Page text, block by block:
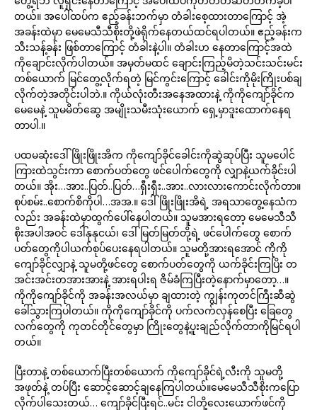
တယ်။ အပေါ်ထပ်က ဧည့်ခန်းဘက်မှာ တံခါးစေ့ထားတာကြောင့် အဲ့
အခန်းထဲမှာ မေမေသီသီစိုးတို့ဖဲရိုက်နေတယ်ထင်ရပါတယ်။ ဧည့်ခန်းက
သီးသန့်ခန်း ဖြစ်တာကြောင့် တံခါးနဲ့ပါ။ တံခါးဟ နေတာကြောင့်အထဲ
ကိုချောင်းလိုက်ပါတယ်။ အမှတ်မထင် ချောင်းကြည့်မိတဲ့သင်းသင်းမင်း
တစ်ယောက် မြင်တွေ့လိုက်ရတဲ့ မြင်ကွင်းကြောင့် ခေါင်းကိုမိုးကြိုးပစ်ချ
လိုက်တဲ့အတိုင်းပါဘဲ.။ ကိုယ်လုံးတီးအနေအထားနဲ့ ကိုကိုကျော်ခိုင်က
မေမေနဲ့ သူမမိတ်ဆွေ အမျိုးသမီးသုံးယောက် ရှေ့မှာဒူးထောက်နေရ
တာပါ.။
ပထမဆုံးဒေါ်ဖြိုးဖြိုးအိက ကိုကျော်ခိုင်ခေါင်းကိုဆွဲဆုပ်ပြီး သူမပေါင်
ကြားထဲသွင်းကာ စောက်ပတ်တွေ ဖင်ပေါက်တွေကို လျှာနဲ့ယက်ခိုင်းပါ
တယ်။ အိုး…အား..ပြတ်..ပြတ်…ရှီးရှီး..အား..လားလားကောင်းလိုက်တာ။
စုပ်စမ်း..စောက်စိကိုပါ…အအ.။ ဒေါ်ဖြိုးဖြိုးအိရဲ့ အရသာတွေ့နေသံက
လည်း အခန်းထဲမှာထွက်ပေါ်နေပါတယ်။ သူမအားရတော့ မေမေသီသီ
စိုးအပါအဝင် ဒေါ်နုနုငယ်၊ ဒေါ်မြတ်မြတ်တို့ရဲ့ ဖင်ပေါက်တွေ စောက်
ပတ်တွေကိုပါယက်စုပ်ပေးနေရပါတယ်။ သူမတို့အားရအောင် ကိုကို
ကျော်ခိုင်လျှာနဲ့ သူမတို့ဖင်တွေ စောက်ပတ်တွေကို ယက်ခိုင်းကြပြိး တ
အင်းအင်းတအားအားနဲ့ အားရပါးရ ဇိမ်ခံကြပြီးတဲ့နောက်မှာတော့…။
ကိုကိုကျော်ခိုင်ကို အခန်းအလယ်မှာ ချထားတဲ့ ကျွန်းကုတင်ကြီးဆီဆွဲ
ခေါ်သွားကြပါတယ်။ ကိုကိုကျော်ခိုင်ကို ပက်လက်လှန်စေပြီး ခြေတွေ
လက်တွေကို ကုတင်တိုင်တွေမှာ ကြိုးတွေနဲ့ပူးချည်လိုက်တာကိုမြင်ရပါ
တယ်။
ပြီးတာနဲ့ တစ်ယောက်ပြီးတစ်ယောက် ကိုကျော်ခိုင်ရဲ့လီးကို သူမတို့
အဖုတ်နဲ့ တပ်ပြီး ဆောင့်ဆောင့်ချနေကြပါတယ်။မေမေသီသီစိုးကပြော
လိုက်ပါသေးတယ်… ကျော်ခိုင်ပြီးရင်..မင်း ငါတို့လေးယောက်ဖင်ကို